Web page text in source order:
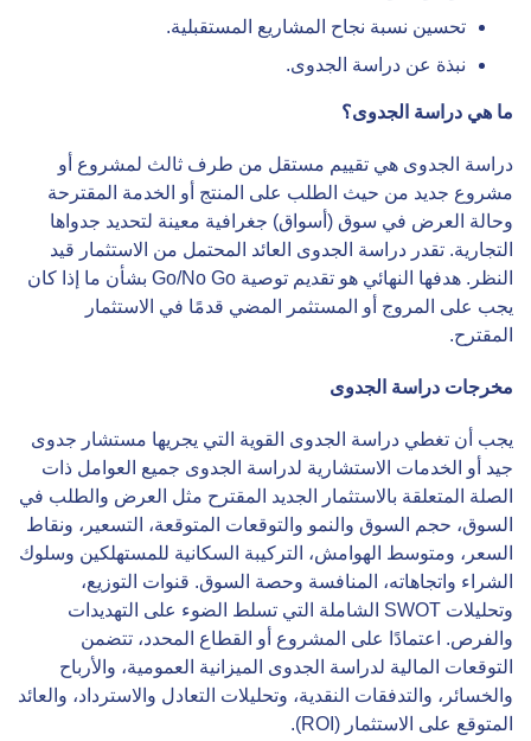
تحسين نسبة نجاح المشاريع المستقبلية.
نبذة عن دراسة الجدوى.
ما هي دراسة الجدوى؟
دراسة الجدوى هي تقييم مستقل من طرف ثالث لمشروع أو
مشروع جديد من حيث الطلب على المنتج أو الخدمة المقترحة
وحالة العرض في سوق (أسواق) جغرافية معينة لتحديد جدواها
التجارية. تقدر دراسة الجدوى العائد المحتمل من الاستثمار قيد
النظر. هدفها النهائي هو تقديم توصية Go/No Go بشأن ما إذا كان
يجب على المروج أو المستثمر المضي قدمًا في الاستثمار
المقترح.
مخرجات دراسة الجدوى
يجب أن تغطي دراسة الجدوى القوية التي يجريها مستشار جدوى
جيد أو الخدمات الاستشارية لدراسة الجدوى جميع العوامل ذات
الصلة المتعلقة بالاستثمار الجديد المقترح مثل العرض والطلب في
السوق، حجم السوق والنمو والتوقعات المتوقعة، التسعير، ونقاط
السعر، ومتوسط الهوامش، التركيبة السكانية للمستهلكين وسلوك
الشراء واتجاهاته، المنافسة وحصة السوق. قنوات التوزيع،
وتحليلات SWOT الشاملة التي تسلط الضوء على التهديدات
والفرص. اعتمادًا على المشروع أو القطاع المحدد، تتضمن
التوقعات المالية لدراسة الجدوى الميزانية العمومية، والأرباح
والخسائر، والتدفقات النقدية، وتحليلات التعادل والاسترداد، والعائد
المتوقع على الاستثمار (ROI).